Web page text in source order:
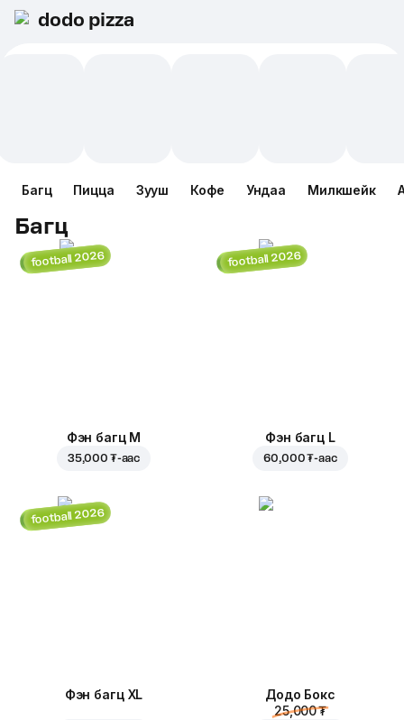
dodo pizza
Багц Пицца Зууш Кофе Ундаа Милкшейк
Багц
football 2026
Фэн багц M
35,000 ₮-аас
football 2026
Фэн багц L
60,000 ₮-аас
football 2026
Фэн багц XL
Додо Бокс
25,000 ₮